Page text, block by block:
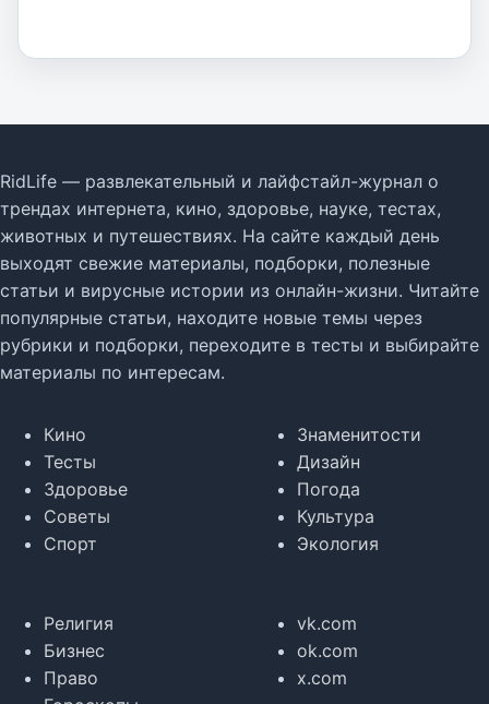
RidLife — развлекательный и лайфстайл-журнал о
трендах интернета, кино, здоровье, науке, тестах,
животных и путешествиях. На сайте каждый день
выходят свежие материалы, подборки, полезные
статьи и вирусные истории из онлайн-жизни. Читайте
популярные статьи, находите новые темы через
рубрики и подборки, переходите в тесты и выбирайте
материалы по интересам.
Кино
Тесты
Здоровье
Советы
Спорт
Знаменитости
Дизайн
Погода
Культура
Экология
Религия
Бизнес
Право
vk.com
ok.com
x.com